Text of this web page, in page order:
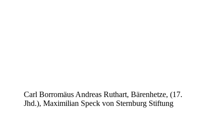
Carl Borromäus Andreas Ruthart, Bärenhetze, (17.
Jhd.), Maximilian Speck von Sternburg Stiftung